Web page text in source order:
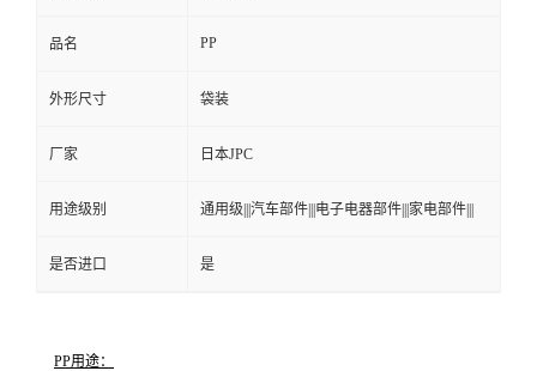
品名 PP
外形尺寸 袋装
厂家 日本JPC
用途级别 通用级|||汽车部件|||电子电器部件|||家电部件|||
是否进口 是
PP用途：